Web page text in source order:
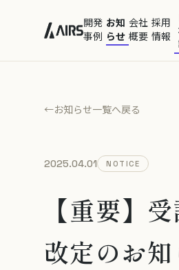
開発
事例
お知
らせ
会社
概要
採用
情報
←お知らせ一覧へ戻る
2025.04.01 NOTICE
【重要】
改定のお